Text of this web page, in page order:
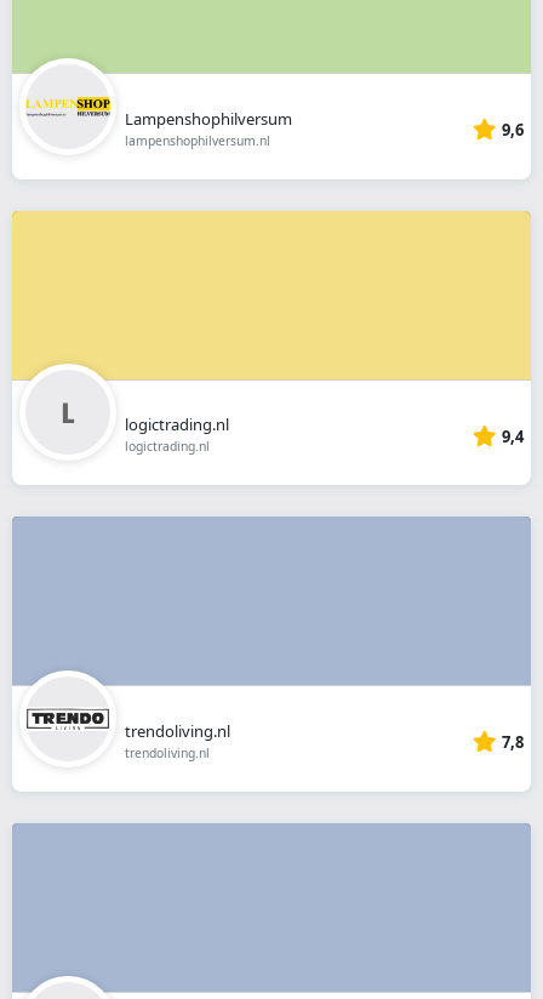
Lampenshophilversum
lampenshophilversum.nl 9,6
logictrading.nl
logictrading.nl 9,4
trendoliving.nl
trendoliving.nl 7,8